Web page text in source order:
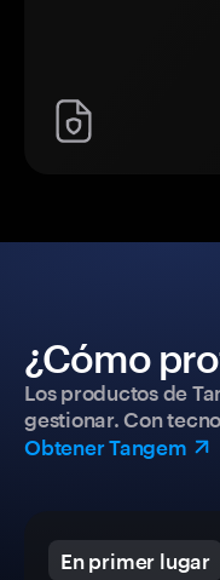
¿Cómo
Los productos de
gestionar. Con
Obtener Tangem
En primer lugar